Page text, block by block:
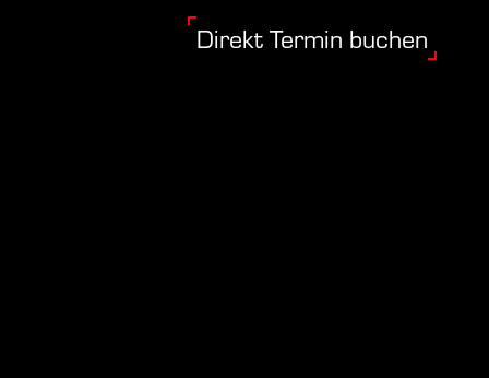
Direkt Termin buchen